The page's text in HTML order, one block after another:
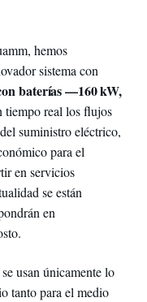
hemos
sistema con
baterías —160 kW,
tiempo real los flujos
suministro eléctrico,
para el
en servicios
se están
en
usan únicamente lo
tanto para el medio